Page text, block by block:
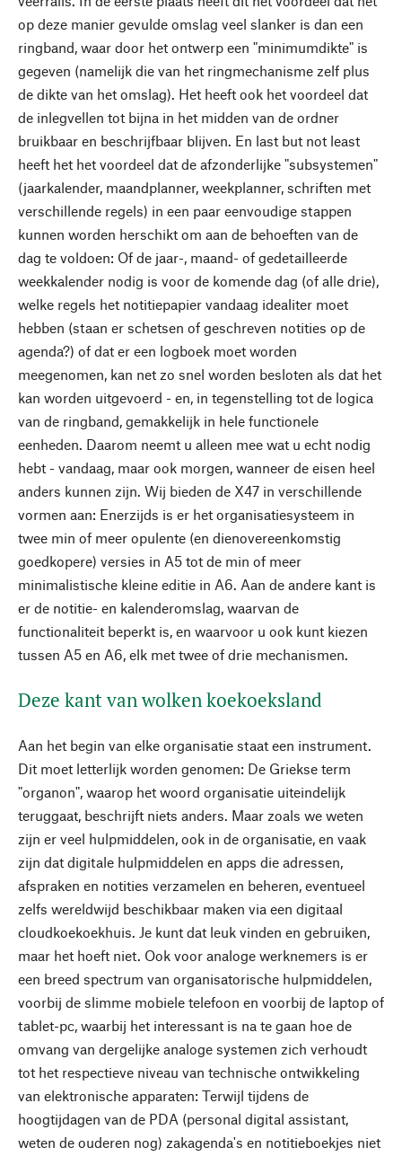
op deze manier gevulde omslag veel slanker is dan een
ringband, waar door het ontwerp een "minimumdikte" is
gegeven (namelijk die van het ringmechanisme zelf plus
de dikte van het omslag). Het heeft ook het voordeel dat
de inlegvellen tot bijna in het midden van de ordner
bruikbaar en beschrijfbaar blijven. En last but not least
heeft het het voordeel dat de afzonderlijke "subsystemen"
(jaarkalender, maandplanner, weekplanner, schriften met
verschillende regels) in een paar eenvoudige stappen
kunnen worden herschikt om aan de behoeften van de
dag te voldoen: Of de jaar-, maand- of gedetailleerde
weekkalender nodig is voor de komende dag (of alle drie),
welke regels het notitiepapier vandaag idealiter moet
hebben (staan er schetsen of geschreven notities op de
agenda?) of dat er een logboek moet worden
meegenomen, kan net zo snel worden besloten als dat het
kan worden uitgevoerd - en, in tegenstelling tot de logica
van de ringband, gemakkelijk in hele functionele
eenheden. Daarom neemt u alleen mee wat u echt nodig
hebt - vandaag, maar ook morgen, wanneer de eisen heel
anders kunnen zijn. Wij bieden de X47 in verschillende
vormen aan: Enerzijds is er het organisatiesysteem in
twee min of meer opulente (en dienovereenkomstig
goedkopere) versies in A5 tot de min of meer
minimalistische kleine editie in A6. Aan de andere kant is
er de notitie- en kalenderomslag, waarvan de
functionaliteit beperkt is, en waarvoor u ook kunt kiezen
tussen A5 en A6, elk met twee of drie mechanismen.
Deze kant van wolken koekoeksland
Aan het begin van elke organisatie staat een instrument.
Dit moet letterlijk worden genomen: De Griekse term
"organon", waarop het woord organisatie uiteindelijk
teruggaat, beschrijft niets anders. Maar zoals we weten
zijn er veel hulpmiddelen, ook in de organisatie, en vaak
zijn dat digitale hulpmiddelen en apps die adressen,
afspraken en notities verzamelen en beheren, eventueel
zelfs wereldwijd beschikbaar maken via een digitaal
cloudkoekoekhuis. Je kunt dat leuk vinden en gebruiken,
maar het hoeft niet. Ook voor analoge werknemers is er
een breed spectrum van organisatorische hulpmiddelen,
voorbij de slimme mobiele telefoon en voorbij de laptop of
tablet-pc, waarbij het interessant is na te gaan hoe de
omvang van dergelijke analoge systemen zich verhoudt
tot het respectieve niveau van technische ontwikkeling
van elektronische apparaten: Terwijl tijdens de
hoogtijdagen van de PDA (personal digital assistant,
weten de ouderen nog) zakagenda's en notitieboekjes niet